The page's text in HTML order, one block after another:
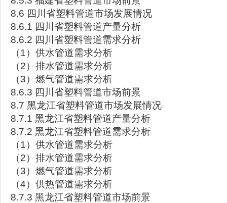
8.6 四川省塑料管道市场发展情况
8.6.1 四川省塑料管道产量分析
8.6.2 四川省塑料管道需求分析
（1）供水管道需求分析
（2）排水管道需求分析
（3）燃气管道需求分析
8.6.3 四川省塑料管道市场前景
8.7 黑龙江省塑料管道市场发展情况
8.7.1 黑龙江省塑料管道产量分析
8.7.2 黑龙江省塑料管道需求分析
（1）供水管道需求分析
（2）排水管道需求分析
（3）燃气管道需求分析
（4）供热管道需求分析
8.7.3 黑龙江省塑料管道市场前景